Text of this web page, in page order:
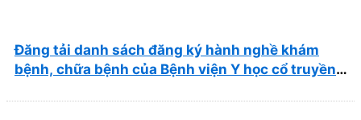
Đăng tải danh sách đăng ký hành nghề khám
bệnh, chữa bệnh của Bệnh viện Y học cổ truyền